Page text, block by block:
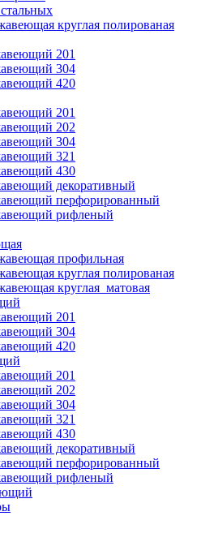
круглая полированая
201
304
420
201
202
304
321
430
декоративный
перфорированный
рифленый
профильная
круглая полированая
круглая матовая
201
304
420
201
202
304
321
430
декоративный
перфорированный
рифленый